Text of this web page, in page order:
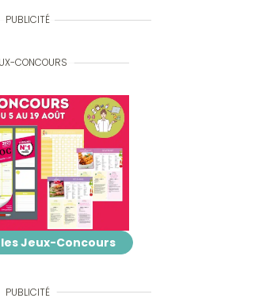
PUBLICITÉ
CONCOURS
Jeux-Concours
PUBLICITÉ